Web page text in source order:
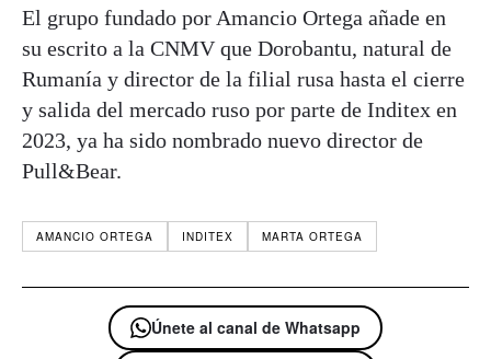
El grupo fundado por Amancio Ortega añade en
su escrito a la CNMV que Dorobantu, natural de
Rumanía y director de la filial rusa hasta el cierre
y salida del mercado ruso por parte de Inditex en
2023, ya ha sido nombrado nuevo director de
Pull&Bear.
AMANCIO ORTEGA INDITEX MARTA ORTEGA
Únete al canal de Whatsapp